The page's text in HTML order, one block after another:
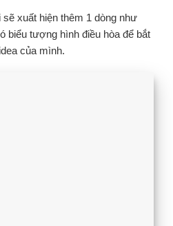
sẽ xuất hiện thêm 1 dòng như
biểu tượng hình điều hòa để bắt
của mình.